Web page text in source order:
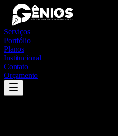
Serviços
Portfólio
Planos
Institucional
Contato
Orçamento